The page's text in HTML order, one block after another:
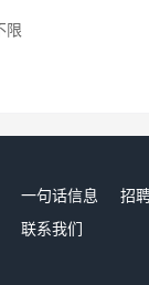
限
一句话信息 招
联系我们